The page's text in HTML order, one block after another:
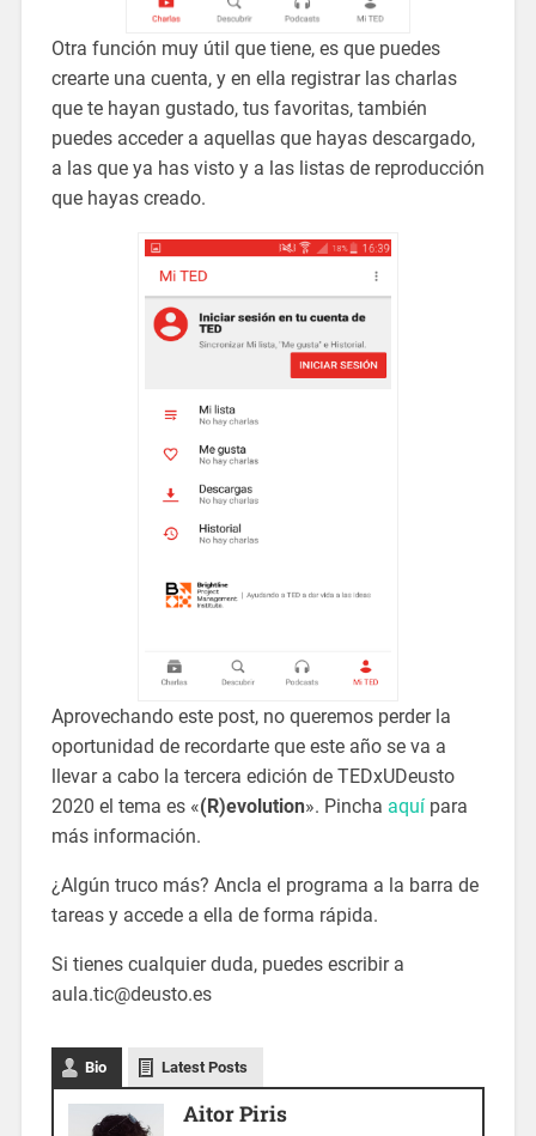
Otra función muy útil que tiene, es que puedes
crearte una cuenta, y en ella registrar las charlas
que te hayan gustado, tus favoritas, también
puedes acceder a aquellas que hayas descargado,
a las que ya has visto y a las listas de reproducción
que hayas creado.
Aprovechando este post, no queremos perder la
oportunidad de recordarte que este año se va a
llevar a cabo la tercera edición de TEDxUDeusto
2020 el tema es «(R)evolution». Pincha aquípara
más información.
¿Algún truco más? Ancla el programa a la barra de
tareas y accede a ella de forma rápida.
Si tienes cualquier duda, puedes escribir a
aula.tic@deusto.es
Bio Latest Posts
Aitor Piris